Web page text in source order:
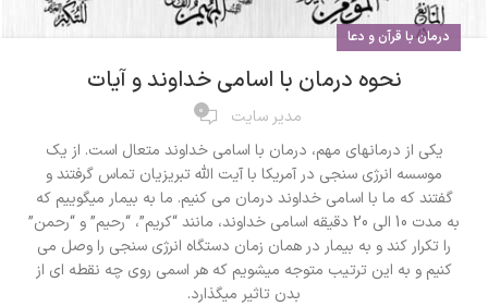
درمان با قرآن و دعا
نحوه درمان با اسامی خداوند و آیات
مدیر سایت 0
یکی از درمانهای مهم، درمان با اسامی خداوند متعال است. از یک
موسسه انرژی سنجی در آمریکا با آیت الله تبریزیان تماس گرفتند و
گفتند که ما با اسامی خداوند درمان می کنیم. ما به بیمار میگوییم که
به مدت 10 الی 20 دقیقه اسامی خداوند، مانند “کریم”، “رحیم” و “رحمن”
را تکرار کند و به بیمار در همان زمان دستگاه انرژی سنجی را وصل می
کنیم و به این ترتیب متوجه میشویم که هر اسمی روی چه نقطه ای از
بدن تاثیر میگذارد.